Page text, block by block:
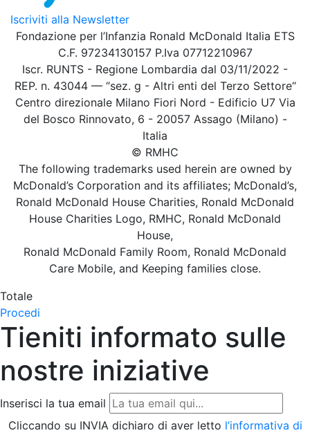
Iscriviti alla Newsletter
Fondazione per l’Infanzia Ronald McDonald Italia ETS
C.F. 97234130157 P.Iva 07712210967
Iscr. RUNTS - Regione Lombardia dal 03/11/2022 -
REP. n. 43044 — “sez. g - Altri enti del Terzo Settore“
Centro direzionale Milano Fiori Nord - Edificio U7 Via
del Bosco Rinnovato, 6 - 20057 Assago (Milano) -
Italia
© RMHC
The following trademarks used herein are owned by
McDonald’s Corporation and its affiliates; McDonald’s,
Ronald McDonald House Charities, Ronald McDonald
House Charities Logo, RMHC, Ronald McDonald
House,
Ronald McDonald Family Room, Ronald McDonald
Care Mobile, and Keeping families close.
Totale
Procedi
Tieniti informato sulle
nostre iniziative
Inserisci la tua email
Cliccando su INVIA dichiaro di aver letto l’informativa di